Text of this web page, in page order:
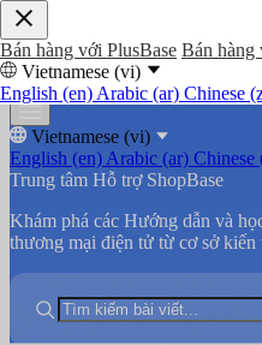
Bán hàng với PlusBase Bán hàng
Vietnamese (vi)
English (en) Arabic (ar) Chinese
Vietnamese (vi)
English (en) Arabic (ar) Chinese
Trung tâm Hỗ trợ ShopBase
Khám phá các Hướng dẫn và
thương mại điện tử từ cơ sở kiến